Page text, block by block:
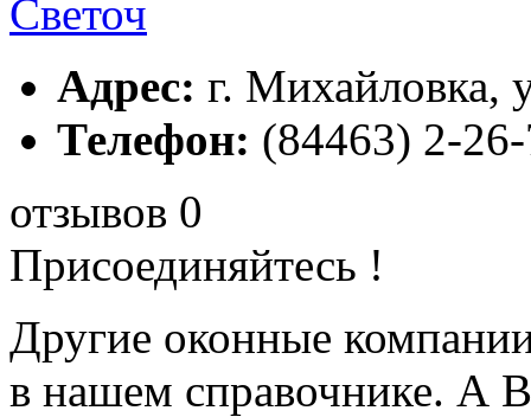
Светоч
Адрес: г. Михайловка,
Телефон: (84463) 2-
отзывов 0
Присоединяйтесь !
Другие оконные
в нашем справочнике. А